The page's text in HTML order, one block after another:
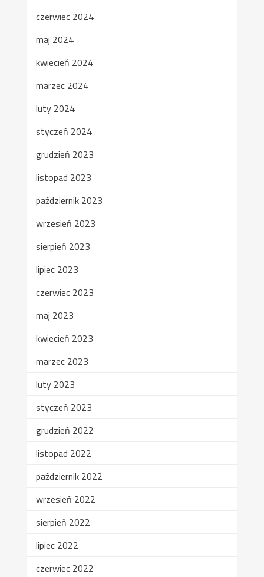
czerwiec 2024
maj 2024
kwiecień 2024
marzec 2024
luty 2024
styczeń 2024
grudzień 2023
listopad 2023
październik 2023
wrzesień 2023
sierpień 2023
lipiec 2023
czerwiec 2023
maj 2023
kwiecień 2023
marzec 2023
luty 2023
styczeń 2023
grudzień 2022
listopad 2022
październik 2022
wrzesień 2022
sierpień 2022
lipiec 2022
czerwiec 2022